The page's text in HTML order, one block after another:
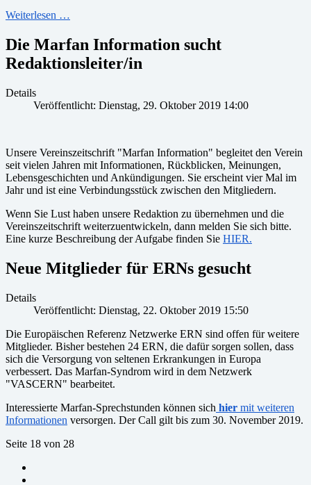
Weiterlesen …
Die Marfan Information sucht
Redaktionsleiter/in
Details
Veröffentlicht: Dienstag, 29. Oktober 2019 14:00
Unsere Vereinszeitschrift "Marfan Information" begleitet den Verein
seit vielen Jahren mit Informationen, Rückblicken, Meinungen,
Lebensgeschichten und Ankündigungen. Sie erscheint vier Mal im
Jahr und ist eine Verbindungsstück zwischen den Mitgliedern.
Wenn Sie Lust haben unsere Redaktion zu übernehmen und die
Vereinszeitschrift weiterzuentwickeln, dann melden Sie sich bitte.
Eine kurze Beschreibung der Aufgabe finden Sie HIER.
Neue Mitglieder für ERNs gesucht
Details
Veröffentlicht: Dienstag, 22. Oktober 2019 15:50
Die Europäischen Referenz Netzwerke ERN sind offen für weitere
Mitglieder. Bisher bestehen 24 ERN, die dafür sorgen sollen, dass
sich die Versorgung von seltenen Erkrankungen in Europa
verbessert. Das Marfan-Syndrom wird in dem Netzwerk
"VASCERN" bearbeitet.
Interessierte Marfan-Sprechstunden können sich hier mit weiteren
Informationen versorgen. Der Call gilt bis zum 30. November 2019.
Seite 18 von 28